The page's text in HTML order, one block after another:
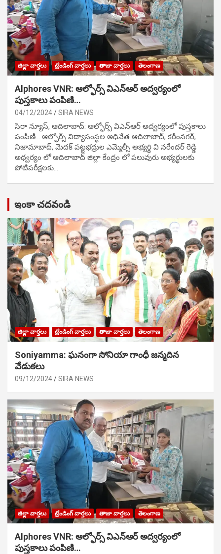
జిల్లా వార్తలు ట్రేండింగ్ వార్తలు తాజా వార్తలు తెలంగాణ
Alphores VNR: ఆల్ఫోర్స్ విఎన్ఆర్ అద్వర్యంలో
పుస్తకాలు పంపిణి…
04/12/2024 SIRA NEWS
సిరా న్యూస్, ఆదిలాబాద్: ఆల్ఫోర్స్ విఎన్ఆర్ అద్వర్యంలో పుస్తకాలు
పంపిణి… ఆల్ఫోర్స్ విద్యాసంస్థల అధినేత ఆదిలాబాద్, కరీంనగర్,
నిజామాబాద్, మెదక్ పట్టభద్రుల ఎమ్మెల్సీ అభ్యర్థి వి నరేందర్ రెడ్డి
అధ్వర్యం లో ఆదిలాబాద్ జిల్లా కేంద్రం లో పలువురు అభ్యర్థులకు
పోటిప‌రీక్ష‌ల‌కు…
ఇంకా చదవండి
జిల్లా వార్తలు ట్రేండింగ్ వార్తలు తాజా వార్తలు తెలంగాణ
Soniyamma: ఘ‌నంగా సోనియా గాంధీ జ‌న్మ‌దిన
వేడుక‌లు
09/12/2024 SIRA NEWS
జిల్లా వార్తలు ట్రేండింగ్ వార్తలు తాజా వార్తలు తెలంగాణ
Alphores VNR: ఆల్ఫోర్స్ విఎన్ఆర్ అద్వర్యంలో
పుస్తకాలు పంపిణి…